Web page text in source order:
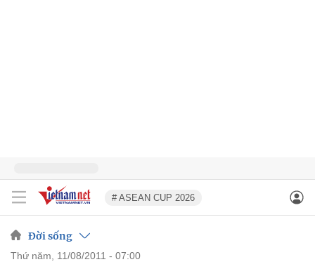
# ASEAN CUP 2026
Đời sống
thứ năm, 11/08/2011 - 07:00